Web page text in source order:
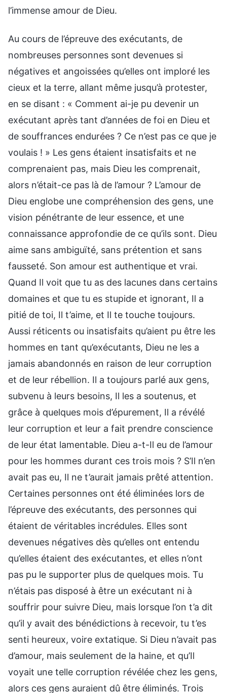
l’immense amour de Dieu.
Au cours de l’épreuve des exécutants, de
nombreuses personnes sont devenues si
négatives et angoissées qu’elles ont imploré les
cieux et la terre, allant même jusqu’à protester,
en se disant : « Comment ai-je pu devenir un
exécutant après tant d’années de foi en Dieu et
de souffrances endurées ? Ce n’est pas ce que je
voulais ! » Les gens étaient insatisfaits et ne
comprenaient pas, mais Dieu les comprenait,
alors n’était-ce pas là de l’amour ? L’amour de
Dieu englobe une compréhension des gens, une
vision pénétrante de leur essence, et une
connaissance approfondie de ce qu’ils sont. Dieu
aime sans ambiguïté, sans prétention et sans
fausseté. Son amour est authentique et vrai.
Quand Il voit que tu as des lacunes dans certains
domaines et que tu es stupide et ignorant, Il a
pitié de toi, Il t’aime, et Il te touche toujours.
Aussi réticents ou insatisfaits qu’aient pu être les
hommes en tant qu’exécutants, Dieu ne les a
jamais abandonnés en raison de leur corruption
et de leur rébellion. Il a toujours parlé aux gens,
subvenu à leurs besoins, Il les a soutenus, et
grâce à quelques mois d’épurement, Il a révélé
leur corruption et leur a fait prendre conscience
de leur état lamentable. Dieu a-t-Il eu de l’amour
pour les hommes durant ces trois mois ? S’Il n’en
avait pas eu, Il ne t’aurait jamais prêté attention.
Certaines personnes ont été éliminées lors de
l’épreuve des exécutants, des personnes qui
étaient de véritables incrédules. Elles sont
devenues négatives dès qu’elles ont entendu
qu’elles étaient des exécutantes, et elles n’ont
pas pu le supporter plus de quelques mois. Tu
n’étais pas disposé à être un exécutant ni à
souffrir pour suivre Dieu, mais lorsque l’on t’a dit
qu’il y avait des bénédictions à recevoir, tu t’es
senti heureux, voire extatique. Si Dieu n’avait pas
d’amour, mais seulement de la haine, et qu’Il
voyait une telle corruption révélée chez les gens,
alors ces gens auraient dû être éliminés. Trois